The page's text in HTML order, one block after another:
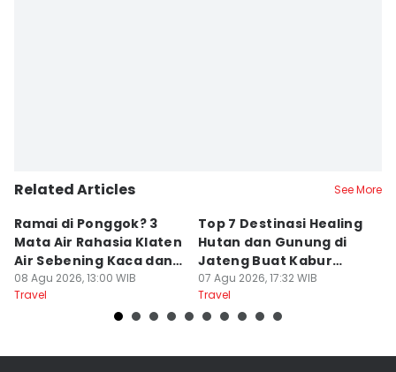
Related Articles See More
Ramai di Ponggok? 3
Mata Air Rahasia Klaten
Air Sebening Kaca dan
Masih Sepi
08 Agu 2026, 13:00 WIB
Travel
Top 7 Destinasi Healing
Hutan dan Gunung di
Jateng Buat Kabur
Sejenak, Under Rp200
Ribu
07 Agu 2026, 17:32 WIB
Travel